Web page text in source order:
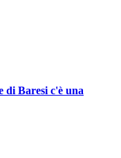
di Baresi c'è una